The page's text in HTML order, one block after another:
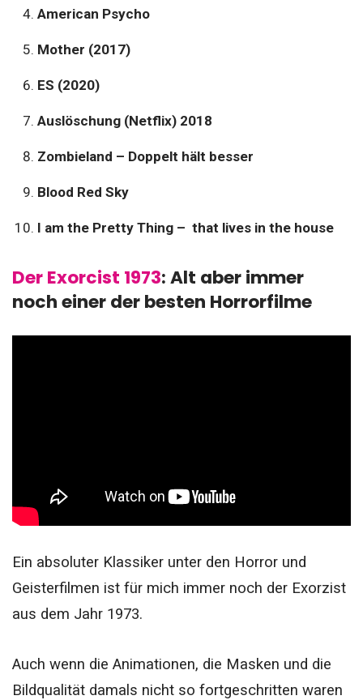
American Psycho
Mother (2017)
ES (2020)
Auslöschung (Netflix) 2018
Zombieland – Doppelt hält besser
Blood Red Sky
I am the Pretty Thing – that lives in the house
Der Exorcist 1973: Alt aber immer
noch einer der besten Horrorfilme
Ein absoluter Klassiker unter den Horror und
Geisterfilmen ist für mich immer noch der Exorzist
aus dem Jahr 1973.
Auch wenn die Animationen, die Masken und die
Bildqualität damals nicht so fortgeschritten waren